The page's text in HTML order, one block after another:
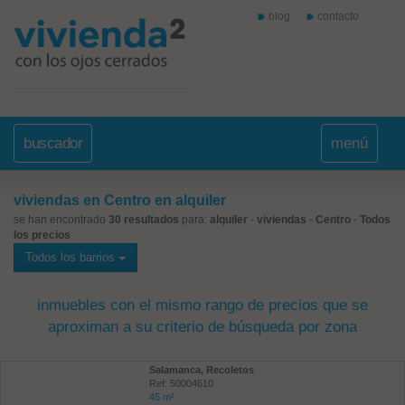
blog contacto
buscador menú
viviendas en Centro en alquiler
se han encontrado 30 resultados para: alquiler - viviendas - Centro - Todos
los precios
Todos los barrios
inmuebles con el mismo rango de precios que se
aproximan a su criterio de búsqueda por zona
Salamanca, Recoletos
Ref: 50004610
45 m²